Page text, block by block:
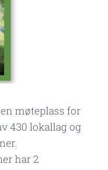
møteplass for
430 lokallag og
har 2